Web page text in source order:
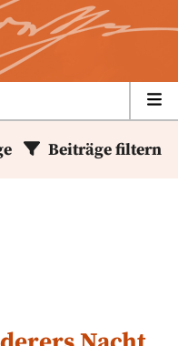
Beiträge filtern